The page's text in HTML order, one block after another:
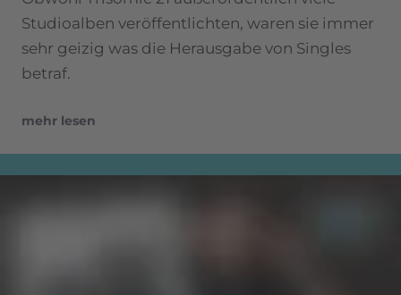
Studioalben veröffentlichten, waren sie immer
sehr geizig was die Herausgabe von Singles
betraf.
mehr lesen